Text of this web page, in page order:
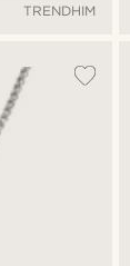
TRENDHIM